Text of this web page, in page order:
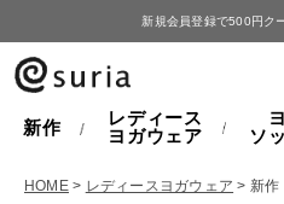
新規会員登録で500円ク
新作
レディース
ヨガウェア
ソ
HOME レディースヨガウェア 新作